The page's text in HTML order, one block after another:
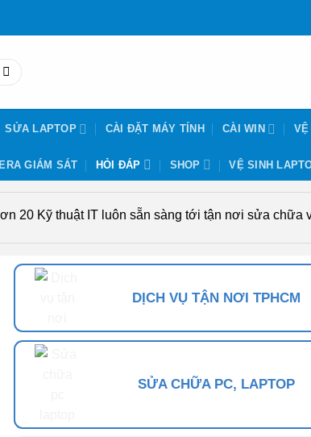
SỬA LAPTOP CÀI ĐẶT MÁY TÍNH CÀI WIN VỆ
GIÁM SÁT HỎI ĐÁP SHOP VỆ SINH
20 Kỹ thuật IT luôn sẵn sàng tới tận nơi sửa chữa
DỊCH VỤ TẬN NƠI TPHCM
SỬA CHỮA PC, LAPTOP